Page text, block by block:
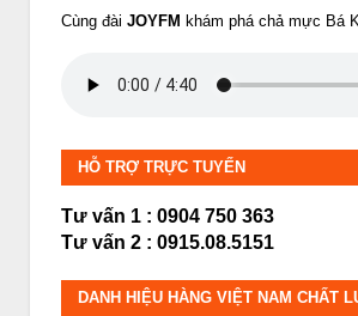
Cùng đài JOYFM khám phá chả mực Bá
HỖ TRỢ TRỰC TUYẾN
Tư vấn 1 : 0904 750 363
Tư vấn 2 : 0915.08.5151
DANH HIỆU HÀNG VIỆT NAM CHẤT